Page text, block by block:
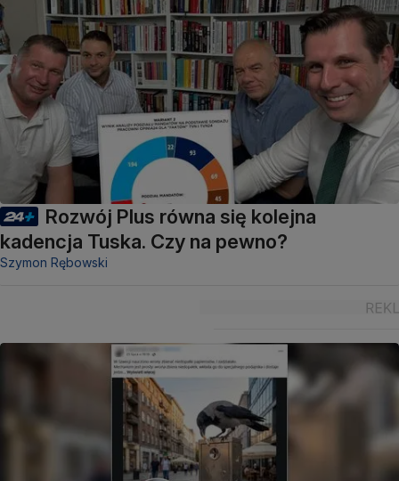
Rozwój Plus równa się kolejna
kadencja Tuska. Czy na pewno?
Szymon Rębowski